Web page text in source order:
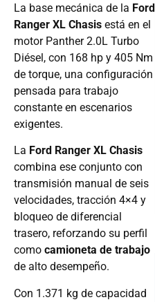
La base mecánica de la Ford
Ranger XL Chasis está en el
motor Panther 2.0L Turbo
Diésel, con 168 hp y 405 Nm
de torque, una configuración
pensada para trabajo
constante en escenarios
exigentes.
La Ford Ranger XL Chasis
combina ese conjunto con
transmisión manual de seis
velocidades, tracción 4×4 y
bloqueo de diferencial
trasero, reforzando su perfil
como camioneta de trabajo
de alto desempeño.
Con 1.371 kg de capacidad